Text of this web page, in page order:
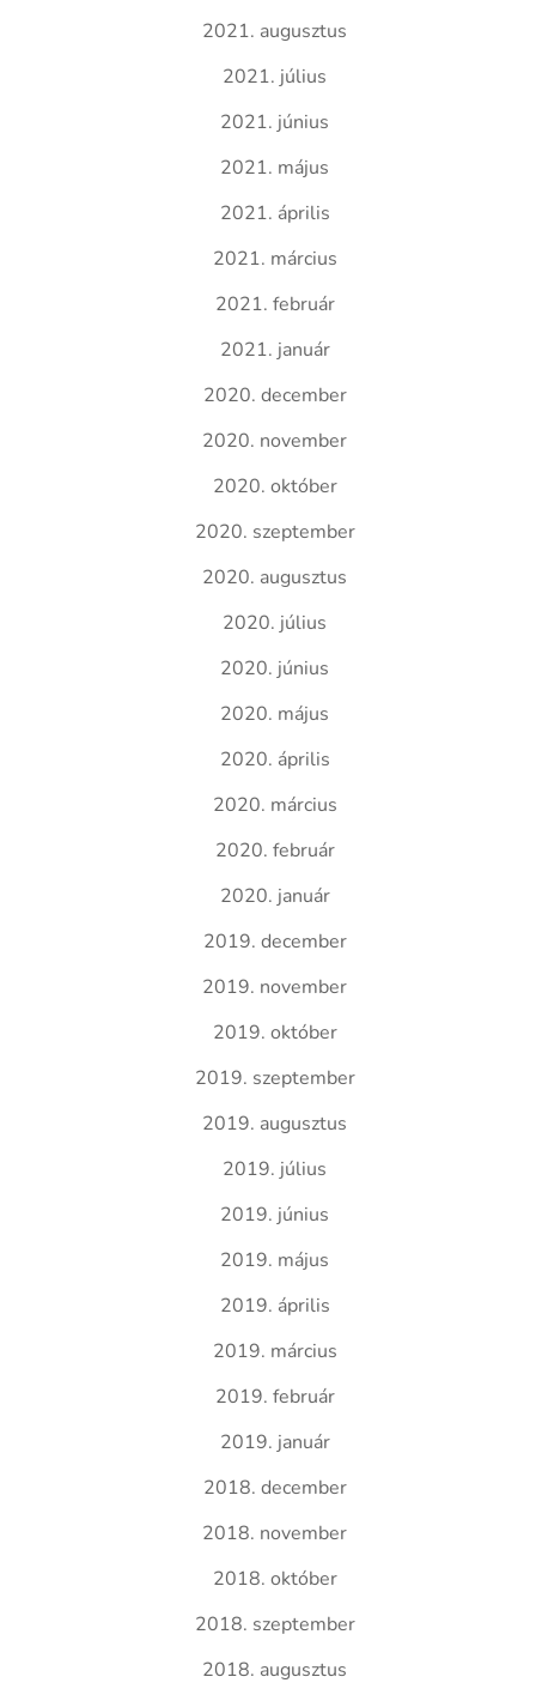
2021. augusztus
2021. július
2021. június
2021. május
2021. április
2021. március
2021. február
2021. január
2020. december
2020. november
2020. október
2020. szeptember
2020. augusztus
2020. július
2020. június
2020. május
2020. április
2020. március
2020. február
2020. január
2019. december
2019. november
2019. október
2019. szeptember
2019. augusztus
2019. július
2019. június
2019. május
2019. április
2019. március
2019. február
2019. január
2018. december
2018. november
2018. október
2018. szeptember
2018. augusztus